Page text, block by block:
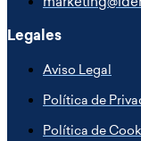
Legales
Aviso Legal
Política de
Política de